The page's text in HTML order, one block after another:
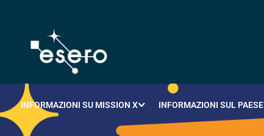
INFORMAZIONI SU MISSION X INFORMAZIONI SUL PAESE